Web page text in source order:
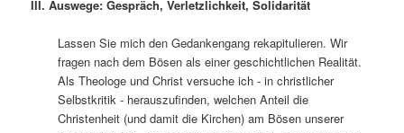
III. Auswege: Gespräch, Verletzlichkeit, Solidarität
Lassen Sie mich den Gedankengang rekapitulieren. Wir
fragen nach dem Bösen als einer geschichtlichen Realität.
Als Theologe und Christ versuche ich ‑ in christlicher
Selbstkritik ‑ herauszufinden, welchen Anteil die
Christenheit (und damit die Kirchen) am Bösen unserer